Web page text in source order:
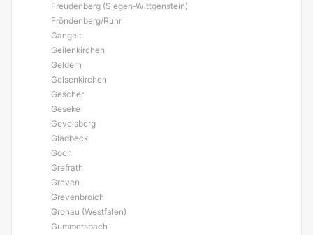
Freudenberg (Siegen-Wittgenstein)
Fröndenberg/Ruhr
Gangelt
Geilenkirchen
Geldern
Gelsenkirchen
Gescher
Geseke
Gevelsberg
Gladbeck
Goch
Grefrath
Greven
Grevenbroich
Gronau (Westfalen)
Gummersbach